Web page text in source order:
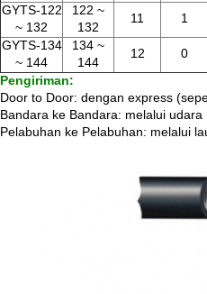
GYTS-122
~ 132
122 ~
132
11 1
GYTS-134
~ 144
134 ~
144
12 0
Pengiriman:
Door to Door: dengan express
Bandara ke Bandara: melalui udara
Pelabuhan ke Pelabuhan: melalui